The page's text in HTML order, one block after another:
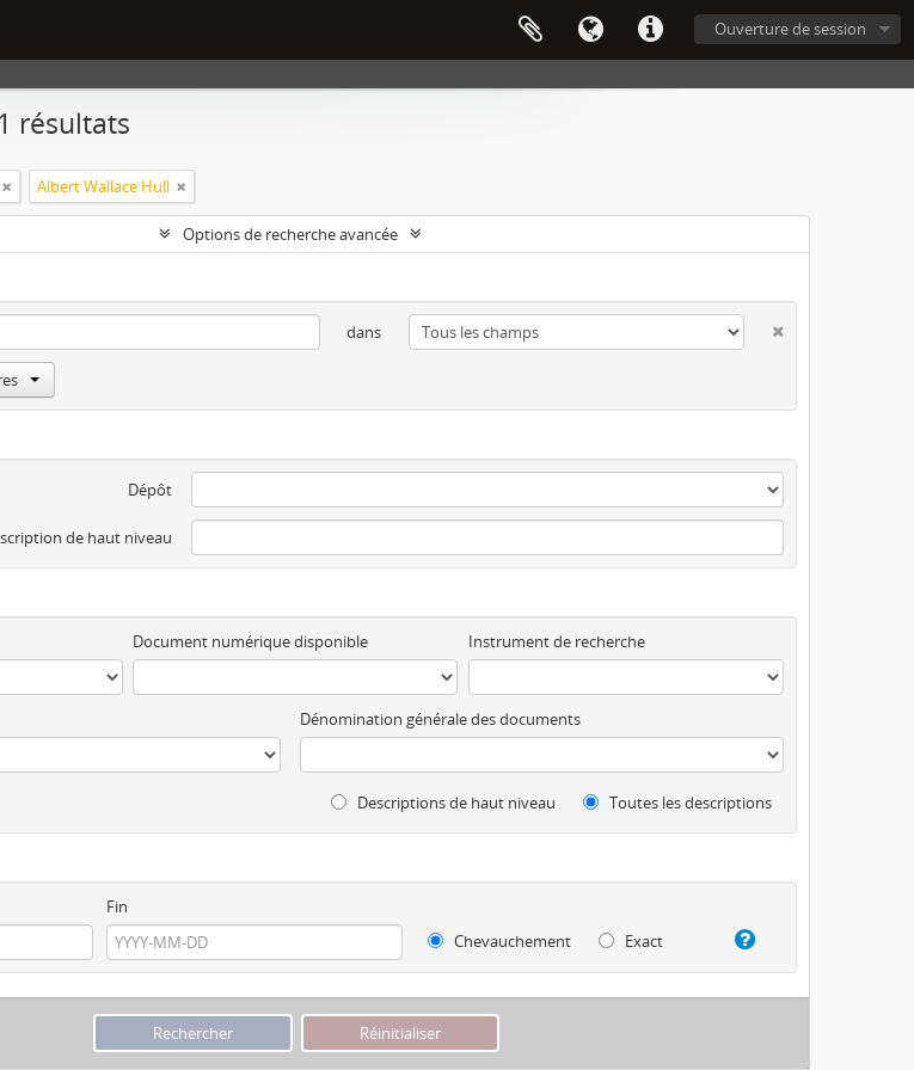
Ouverture de session
résultats
Albert Wallace Hull
Options de recherche avancée
dans
Dépôt
de haut niveau
Document numérique disponible Instrument de recherche
Dénomination générale des documents
Descriptions de haut niveau Toutes les descriptions
Fin
Chevauchement
Exact